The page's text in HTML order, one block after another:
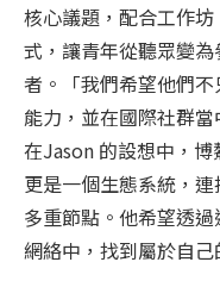
核心議題，配合工作
式，讓青年從聽眾變
者。「我們希望他們
能力，並在國際社群當
在Jason 的設想中，博
更是一個生態系統，
多重節點。他希望透
網絡中，找到屬於自